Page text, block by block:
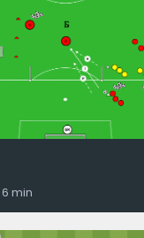
6 min